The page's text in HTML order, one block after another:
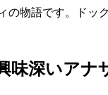
物語です。ドッ
味深いアナ